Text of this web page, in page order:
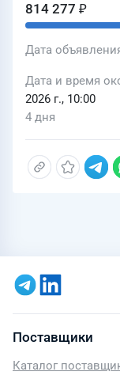
814 277 ₽
Дата
Дата и время
2026 г., 10:00
4 дня
Поставщики
Каталог